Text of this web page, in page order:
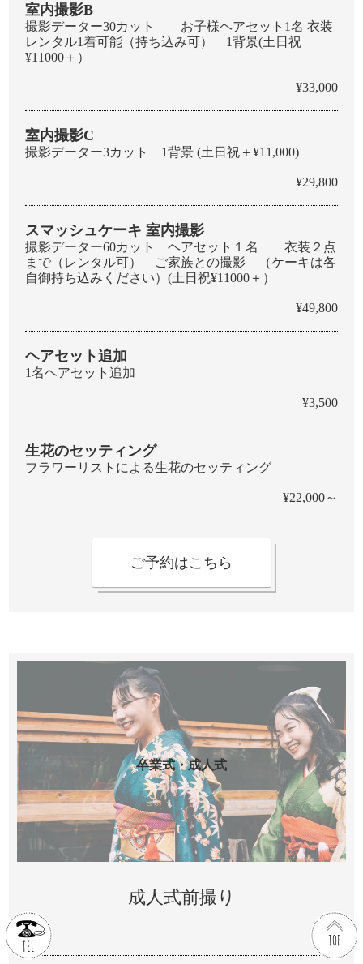
室内撮影B
撮影データー30カット お子様ヘアセット1名 衣装
レンタル1着可能（持ち込み可） 1背景(土日祝
¥11000＋）
¥33,000
室内撮影C
撮影データー3カット 1背景 (土日祝＋¥11,000)
¥29,800
スマッシュケーキ 室内撮影
撮影データー60カット ヘアセット１名 衣装２点
まで（レンタル可） ご家族との撮影 （ケーキは各
自御持ち込みください）(土日祝¥11000＋）
¥49,800
ヘアセット追加
1名ヘアセット追加
¥3,500
生花のセッティング
フラワーリストによる生花のセッティング
¥22,000～
ご予約はこちら
卒業式・成人式
成人式前撮り